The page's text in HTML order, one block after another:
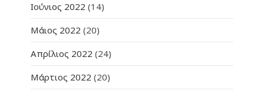
Ιούνιος 2022 (14)
Μάιος 2022 (20)
Απρίλιος 2022 (24)
Μάρτιος 2022 (20)